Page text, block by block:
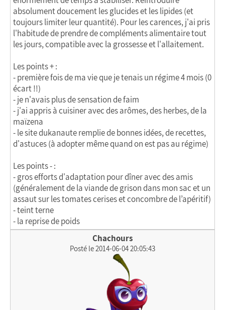
absolument doucement les glucides et les lipides (et
toujours limiter leur quantité). Pour les carences, j'ai pris
l'habitude de prendre de compléments alimentaire tout
les jours, compatible avec la grossesse et l'allaitement.
Les points + :
- première fois de ma vie que je tenais un régime 4 mois (0
écart !!)
- je n'avais plus de sensation de faim
- j'ai appris à cuisiner avec des arômes, des herbes, de la
maïzena
- le site dukanaute remplie de bonnes idées, de recettes,
d'astuces (à adopter même quand on est pas au régime)
Les points - :
- gros efforts d'adaptation pour dîner avec des amis
(généralement de la viande de grison dans mon sac et un
assaut sur les tomates cerises et concombre de l’apéritif)
- teint terne
- la reprise de poids
Chachours
Posté le 2014-06-04 20:05:43